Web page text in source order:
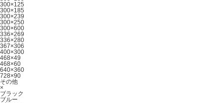
300×125
300×185
300×239
300×250
300×600
336×269
336×280
367×306
400×300
468×49
468×60
640×360
728×90
その他
×
ブラック
ブルー